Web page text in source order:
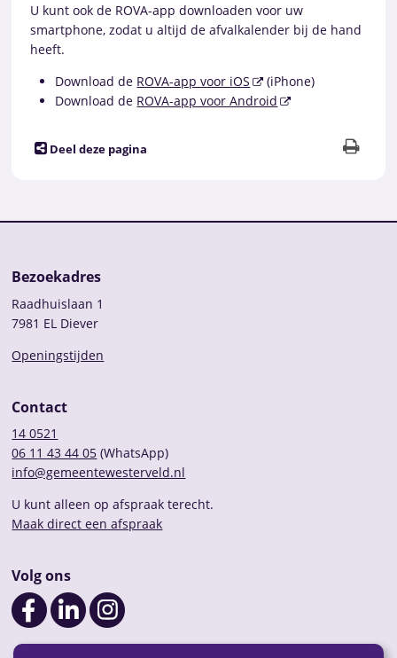
U kunt ook de ROVA-app downloaden voor uw
smartphone, zodat u altijd de afvalkalender bij de hand
heeft.
Download de ROVA-app voor iOS
(iPhone)
Download de ROVA-app voor Android
Deel deze pagina
Bezoekadres
Raadhuislaan 1
7981 EL Diever
Openingstijden
Contact
14 0521
06 11 43 44 05 (WhatsApp)
info@gemeentewesterveld.nl
U kunt alleen op afspraak terecht.
Maak direct een afspraak
Volg ons